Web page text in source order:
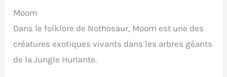
Moom
Dans le folklore de Nothosaur, Moom est une des
créatures exotiques vivants dans les arbres géants
de la Jungle Hurlante.